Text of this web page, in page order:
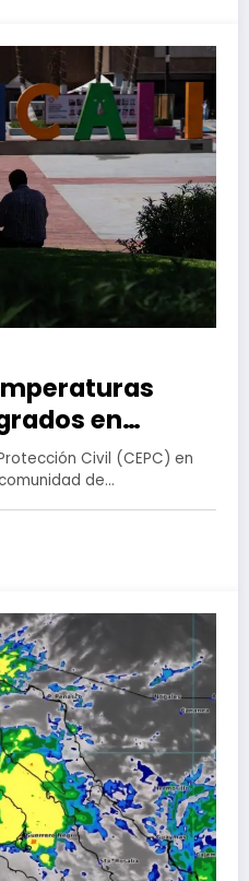
en
Civil (CEPC) en
de…